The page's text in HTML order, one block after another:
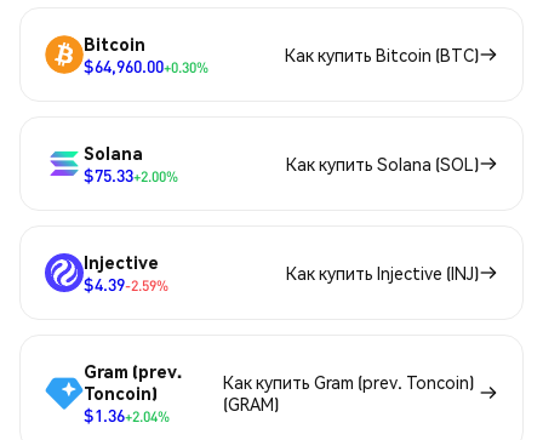
Bitcoin
$64,960.00+0.30%
Как купить Bitcoin (BTC)
Solana
$75.33+2.00%
Как купить Solana (SOL)
Injective
$4.39-2.59%
Как купить Injective (INJ)
Gram (prev.
Toncoin)
$1.36+2.04%
Как купить Gram (prev. Toncoin)
(GRAM)